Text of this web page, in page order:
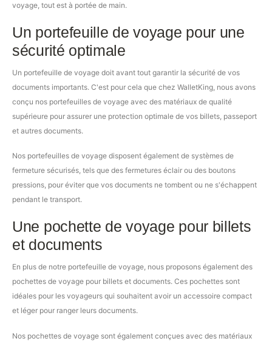
voyage, tout est à portée de main.
Un portefeuille de voyage pour une
sécurité optimale
Un portefeuille de voyage doit avant tout garantir la sécurité de vos
documents importants. C'est pour cela que chez WalletKing, nous avons
conçu nos portefeuilles de voyage avec des matériaux de qualité
supérieure pour assurer une protection optimale de vos billets, passeport
et autres documents.
Nos portefeuilles de voyage disposent également de systèmes de
fermeture sécurisés, tels que des fermetures éclair ou des boutons
pressions, pour éviter que vos documents ne tombent ou ne s'échappent
pendant le transport.
Une pochette de voyage pour billets
et documents
En plus de notre portefeuille de voyage, nous proposons également des
pochettes de voyage pour billets et documents. Ces pochettes sont
idéales pour les voyageurs qui souhaitent avoir un accessoire compact
et léger pour ranger leurs documents.
Nos pochettes de voyage sont également conçues avec des matériaux